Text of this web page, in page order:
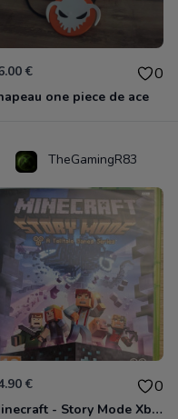
€ 0
one piece de ace
TheGamingR83
€ 0
Minecraft - Story Mode Xbox 360